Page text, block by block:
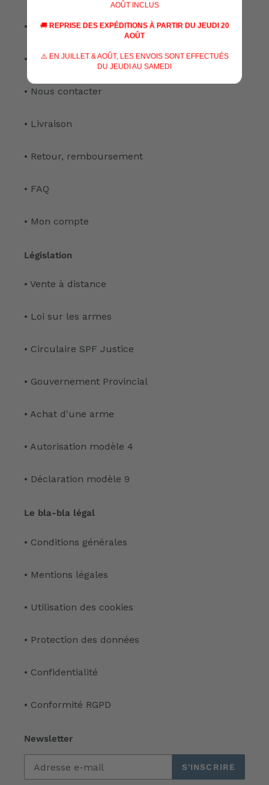
• Nos services
• Notre atelier
• Nous contacter
• Livraison
• Retour, remboursement
• FAQ
• Mon compte
Législation
• Vente à distance
• Loi sur les armes
• Circulaire SPF Justice
• Gouvernement Provincial
• Achat d'une arme
• Autorisation modèle 4
• Déclaration modèle 9
Le bla-bla légal
• Conditions générales
• Mentions légales
• Utilisation des cookies
• Protection des données
• Confidentialité
• Conformité RGPD
Newsletter
S'INSCRIRE
AOÛT INCLUS
🚚 REPRISE DES EXPÉDITIONS À PARTIR DU JEUDI 20
AOÛT
⚠️ EN JUILLET & AOÛT, LES ENVOIS SONT EFFECTUÉS
DU JEUDI AU SAMEDI